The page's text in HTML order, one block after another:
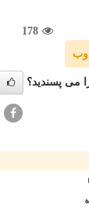
178
وب
می پسندید؟